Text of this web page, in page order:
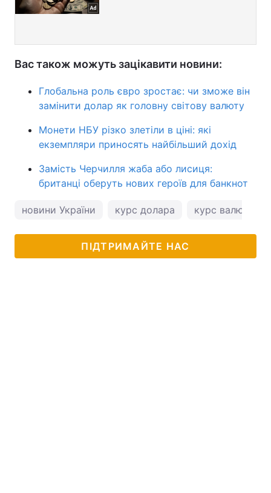
Вас також можуть зацікавити новини:
Глобальна роль євро зростає: чи зможе він
замінити долар як головну світову валюту
Монети НБУ різко злетіли в ціні: які
екземпляри приносять найбільший дохід
Замість Черчилля жаба або лисиця:
британці оберуть нових героїв для банкнот
новини України курс долара курс валют
ПІДТРИМАЙТЕ НАС